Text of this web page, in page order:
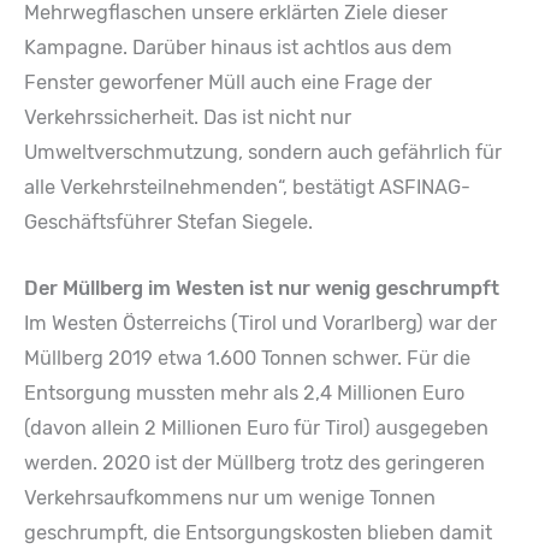
Mehrwegflaschen unsere erklärten Ziele dieser
Kampagne. Darüber hinaus ist achtlos aus dem
Fenster geworfener Müll auch eine Frage der
Verkehrssicherheit. Das ist nicht nur
Umweltverschmutzung, sondern auch gefährlich für
alle Verkehrsteilnehmenden“, bestätigt ASFINAG-
Geschäftsführer Stefan Siegele.
Der Müllberg im Westen ist nur wenig geschrumpft
Im Westen Österreichs (Tirol und Vorarlberg) war der
Müllberg 2019 etwa 1.600 Tonnen schwer. Für die
Entsorgung mussten mehr als 2,4 Millionen Euro
(davon allein 2 Millionen Euro für Tirol) ausgegeben
werden. 2020 ist der Müllberg trotz des geringeren
Verkehrsaufkommens nur um wenige Tonnen
geschrumpft, die Entsorgungskosten blieben damit